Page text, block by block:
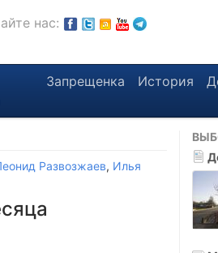
нас:
Запрещенка История
Развозжаев, Илья